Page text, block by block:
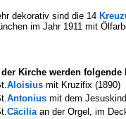
dekorativ sind die 14
im Jahr 1911 mit
der Kirche werden
Aloisius mit Kruzifix (1890)
Antonius mit dem
Cäciliaan der Orgel, im